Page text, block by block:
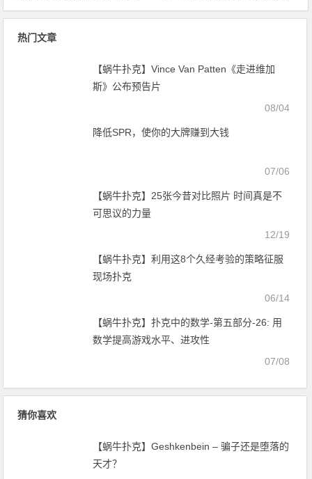
做！
有)是⋯
热门文章
【蜗牛扑克】Vince Van Patten《走进维加
斯》公布预告片
08/04
降低SPR，使你的大牌赚到大钱
07/06
【蜗牛扑克】25张今昔对比照片 时间真是不
可思议的力量
12/19
【蜗牛扑克】​利用这8个久经考验的策略征服
现场扑克
06/14
【蜗牛扑克】扑克中的数学-第五部分-26: 用
数学提高游戏水平、进攻性
07/08
猜你喜欢
【蜗牛扑克】Geshkenbein – 骗子还是堕落的
天才？